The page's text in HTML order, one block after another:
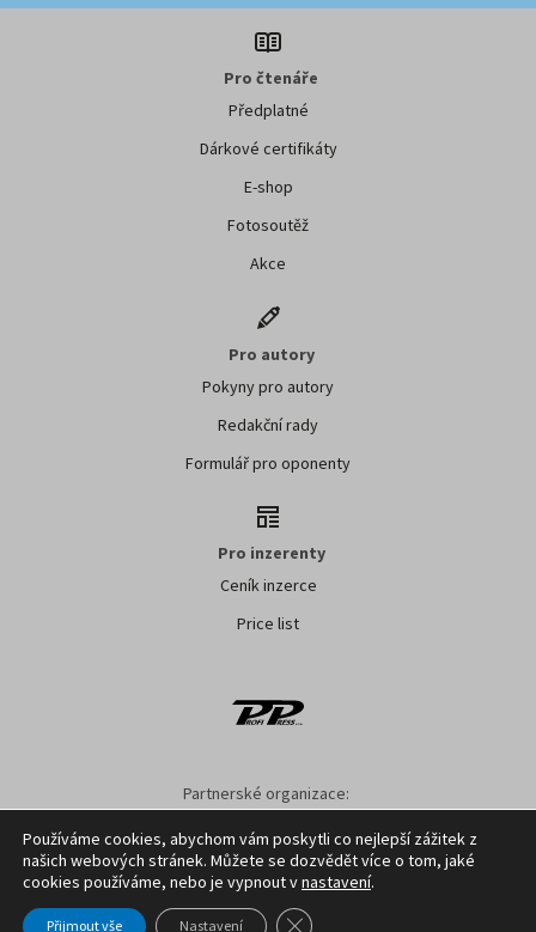
Pro čtenáře
Předplatné
Dárkové certifikáty
E-shop
Fotosoutěž
Akce
Pro autory
Pokyny pro autory
Redakční rady
Formulář pro oponenty
Pro inzerenty
Ceník inzerce
Price list
Partnerské organizace:
Nastavení cookies GDPR Facebook Kontakt
Používáme cookies, abychom vám poskytli co nejlepší zážitek z
našich webových stránek. Můžete se dozvědět více o tom, jaké
cookies používáme, nebo je vypnout vnastavení.
Přijmout vše Nastavení Zavřít cookie lištu GDPR